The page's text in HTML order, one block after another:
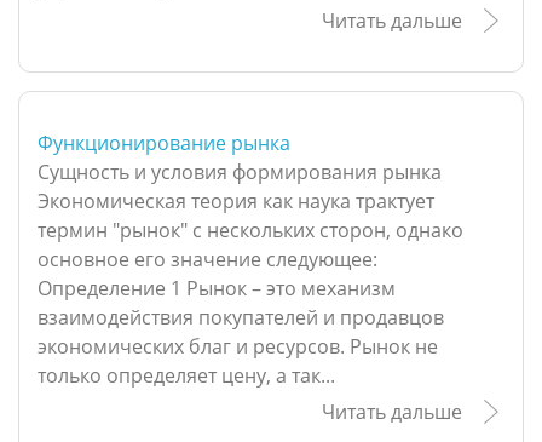
Читать дальше
Функционирование рынка
Сущность и условия формирования рынка
Экономическая теория как наука трактует
термин "рынок" с нескольких сторон, однако
основное его значение следующее:
Определение 1 Рынок – это механизм
взаимодействия покупателей и продавцов
экономических благ и ресурсов. Рынок не
только определяет цену, а так...
Читать дальше